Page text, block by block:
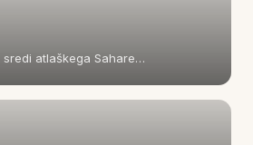
sredi atlaškega Sahare…